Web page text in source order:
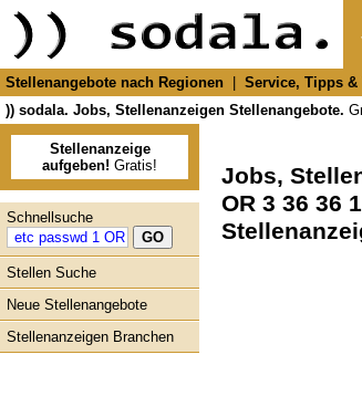
Stellenangebote nach Regionen Service, Tipps &
)) sodala. Jobs, Stellenanzeigen Stellenangebote.
Stellenanzeige
aufgeben! Gratis!
Schnellsuche
Stellen Suche
Neue Stellenangebote
Stellenanzeigen Branchen
Jobs,
OR 3 36 36